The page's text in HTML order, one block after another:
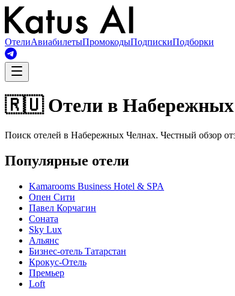
ОтелиАвиабилетыПромокодыПодпискиПодборки
🇷🇺 Отели в Набережных
Поиск отелей в Набережных Челнах. Честный обзор
Популярные отели
Kamarooms Business Hotel & SPA
Опен Сити
Павел Корчагин
Соната
Sky Lux
Альянс
Бизнес-отель Татарстан
Крокус-Отель
Премьер
Loft